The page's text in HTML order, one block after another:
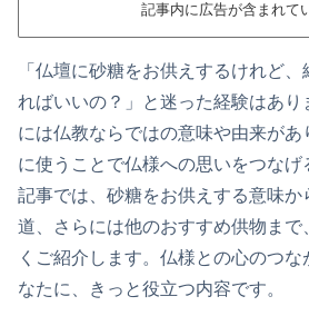
記事内に広告が含まれて
「仏壇に砂糖をお供えするけれど
ればいいの？」と迷った経験はあ
には仏教ならではの意味や由来があ
に使うことで仏様への思いをつな
記事では、砂糖をお供えする意味か
道、さらには他のおすすめ供物まで
くご紹介します。仏様との心のつ
なたに、きっと役立つ内容です。